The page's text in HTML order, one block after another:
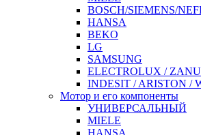
BOSCH/SIEMENS/
HANSA
BEKO
LG
SAMSUNG
ELECTROLUX /
INDESIT / ARISTON /
Мотор и его компоненты
УНИВЕРСАЛЬНЫЙ
MIELE
HANSA